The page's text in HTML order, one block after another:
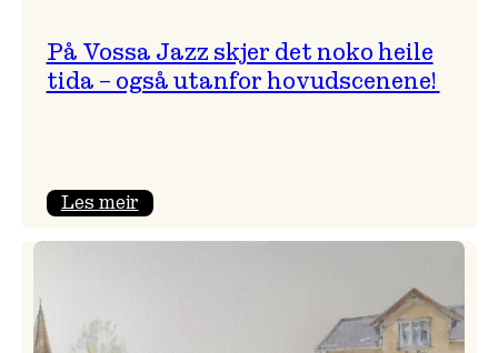
På Vossa Jazz skjer det noko heile
tida – også utanfor hovudscenene!
Les meir: